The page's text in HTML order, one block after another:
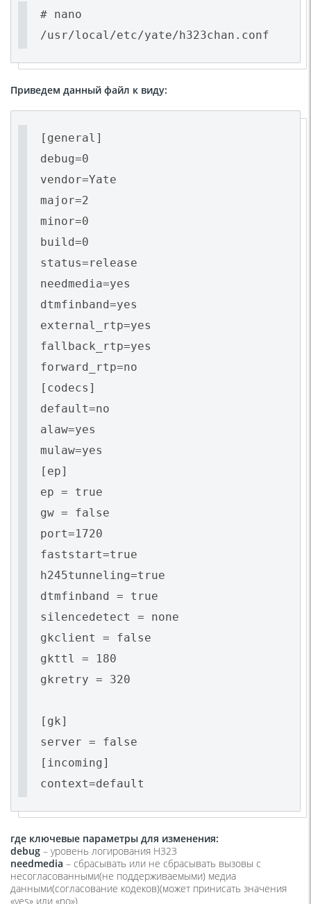
# nano
/usr/local/etc/yate/h323chan.conf
Приведем данный файл к виду:
[general]
debug=0
vendor=Yate
major=2
minor=0
build=0
status=release
needmedia=yes
dtmfinband=yes
external_rtp=yes
fallback_rtp=yes
forward_rtp=no
[codecs]
default=no
alaw=yes
mulaw=yes
[ep]
ep = true
gw = false
port=1720
faststart=true
h245tunneling=true
dtmfinband = true
silencedetect = none
gkclient = false
gkttl = 180
gkretry = 320
[gk]
server = false
[incoming]
context=default
где ключевые параметры для изменения:
debug – уровень логирования H323
needmedia – сбрасывать или не сбрасывать вызовы с
несогласованными(не поддерживаемыми) медиа
данными(согласование кодеков)(может принисать значения
«yes» или «no»)